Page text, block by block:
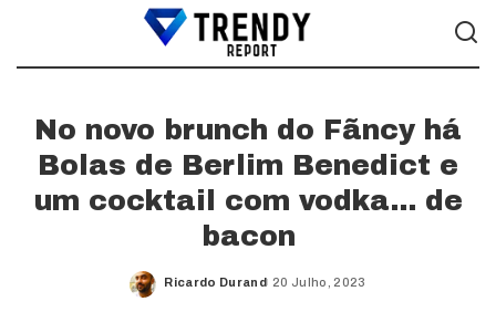
No novo brunch do Fãncy há
Bolas de Berlim Benedict e
um cocktail com vodka… de
bacon
Posted
Ricardo Durand 20 Julho, 2023